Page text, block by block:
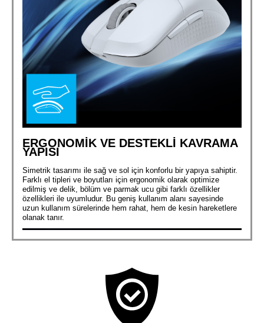
ERGONOMİK VE DESTEKLİ KAVRAMA
YAPISI
Simetrik tasarımı ile sağ ve sol için konforlu bir yapıya sahiptir.
Farklı el tipleri ve boyutları için ergonomik olarak optimize
edilmiş ve delik, bölüm ve parmak ucu gibi farklı özellikler
özellikleri ile uyumludur. Bu geniş kullanım alanı sayesinde
uzun kullanım sürelerinde hem rahat, hem de kesin hareketlere
olanak tanır.